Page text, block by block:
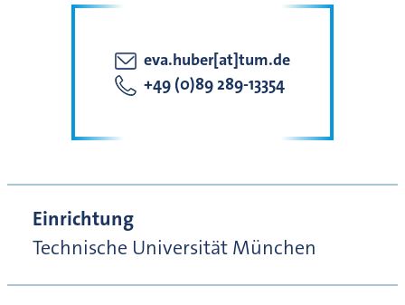
eva.huber[at]tum.de
+49 (0)89 289-13354
Einrichtung
Technische Universität München